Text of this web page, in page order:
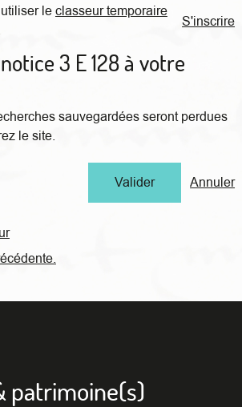
S'inscrire
leclasseur temporaire
3 E 128 à votre
sauvegardées seront perdues
le site.
Annuler
patrimoine(s)